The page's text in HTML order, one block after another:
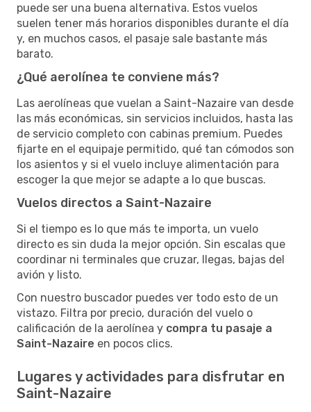
puede ser una buena alternativa. Estos vuelos
suelen tener más horarios disponibles durante el día
y, en muchos casos, el pasaje sale bastante más
barato.
¿Qué aerolínea te conviene más?
Las aerolíneas que vuelan a Saint-Nazaire van desde
las más económicas, sin servicios incluidos, hasta las
de servicio completo con cabinas premium. Puedes
fijarte en el equipaje permitido, qué tan cómodos son
los asientos y si el vuelo incluye alimentación para
escoger la que mejor se adapte a lo que buscas.
Vuelos directos a Saint-Nazaire
Si el tiempo es lo que más te importa, un vuelo
directo es sin duda la mejor opción. Sin escalas que
coordinar ni terminales que cruzar, llegas, bajas del
avión y listo.
Con nuestro buscador puedes ver todo esto de un
vistazo. Filtra por precio, duración del vuelo o
calificación de la aerolínea y compra tu pasaje a
Saint-Nazaire en pocos clics.
Lugares y actividades para disfrutar en
Saint-Nazaire